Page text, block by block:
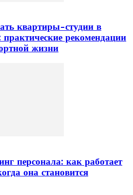
квартиры-студии в
рекомендации
жизни
персонала: как работает
она становится